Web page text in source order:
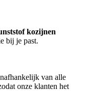
kozijnen
bij je past.
van alle
onze klanten het